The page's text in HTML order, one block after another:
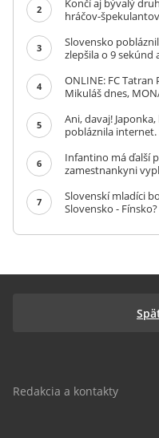
2
Končí aj bývalý
hráčov-
3
Slovensko
zlepšila o 9 sekúnd
4
ONLINE: FC
Mikuláš dnes,
5
Ani, davaj!
pobláznila
6
Infantino má ďalší
zamestnankyni
7
Slovenskí mladíci
Slovensko -
Redakcia a kontakty